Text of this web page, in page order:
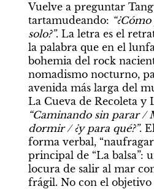
Vuelve a preguntar
tartamudeando:
solo?”. La letra es el
la palabra que en el
bohemia del rock
nomadismo nocturno,
avenida más larga del
“Caminando sin parar /
dormir / ¿y para qué?”.
forma verbal,
principal de “La balsa”:
locura de salir al mar
frágil. No con el